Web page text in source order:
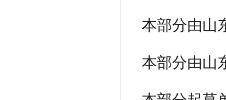
本部分由山
本部分由山